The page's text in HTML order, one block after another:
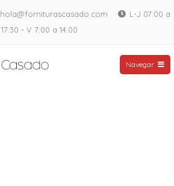
hola@forniturascasado.com
L-J 07:00 a
17:30 - V 7:00 a 14:00
Fornituras Casado
Navegar